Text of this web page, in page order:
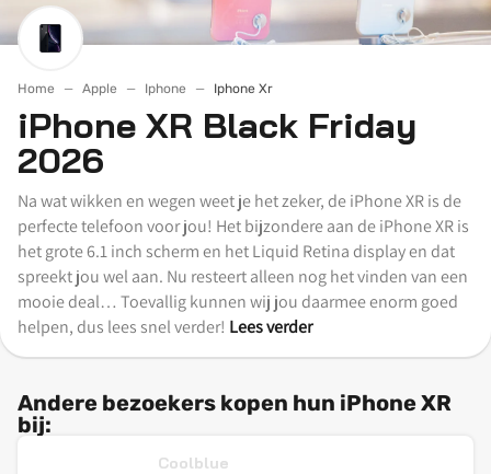
Home Apple Iphone Iphone Xr
iPhone XR Black Friday
2026
Na wat wikken en wegen weet je het zeker, de iPhone XR is de
perfecte telefoon voor jou! Het bijzondere aan de iPhone XR is
het grote 6.1 inch scherm en het Liquid Retina display en dat
spreekt jou wel aan. Nu resteert alleen nog het vinden van een
mooie deal… Toevallig kunnen wij jou daarmee enorm goed
helpen, dus lees snel verder! Lees verder
Andere bezoekers kopen hun iPhone XR
bij:
Coolblue